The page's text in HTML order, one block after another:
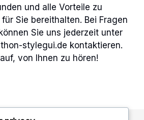
und alle Vorteile zu
Sie bereithalten. Bei Fragen
Sie uns jederzeit unter
stylegui.de kontaktieren.
von Ihnen zu hören!